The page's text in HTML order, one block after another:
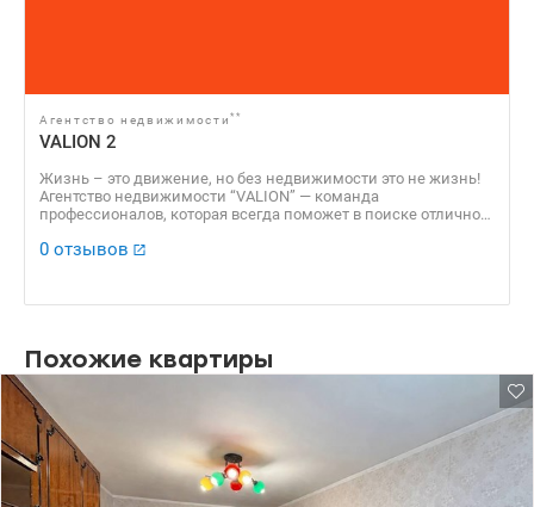
Агентство недвижимости **
VALION 2
Жизнь – это движение, но без недвижимости это не жизнь!
Агентство недвижимости “VALION” — команда
профессионалов, которая всегда поможет в поиске отличного
Вашу недвижимость по самой выгодной стоимости!
0 отзывов
Похожие квартиры